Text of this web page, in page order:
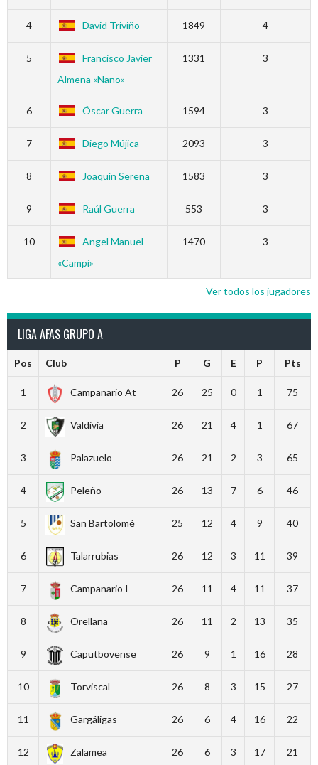
4 David Triviño 1849 4
5
Francisco Javier
Almena «Nano»
1331 3
6 Óscar Guerra 1594 3
7 Diego Mújica 2093 3
8 Joaquín Serena 1583 3
9 Raúl Guerra 553 3
10
Angel Manuel
«Campi»
1470 3
Ver todos los jugadores
LIGA AFAS GRUPO A
Pos Club P G E P Pts
1 Campanario At 26 25 0 1 75
2 Valdivia 26 21 4 1 67
3 Palazuelo 26 21 2 3 65
4 Peleño 26 13 7 6 46
5 San Bartolomé 25 12 4 9 40
6 Talarrubias 26 12 3 11 39
7 Campanario I 26 11 4 11 37
8 Orellana 26 11 2 13 35
9 Caputbovense 26 9 1 16 28
10 Torviscal 26 8 3 15 27
11 Gargáligas 26 6 4 16 22
12 Zalamea 26 6 3 17 21